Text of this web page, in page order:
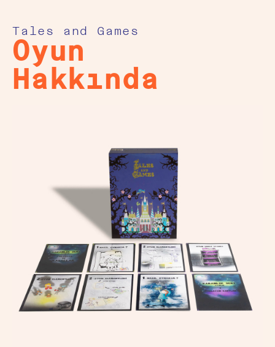
Tales and Games
Oyun
Hakkında